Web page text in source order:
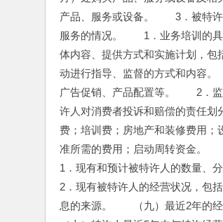
产品、服务或设备。　　3．被特
服务的情况。　　1．业务培训的
体内容、提供方式和实施计划，
动进行指导、监督的方式和内容。
广告促销、产品配置等。　　2．
许人对消费者投诉和赔偿的责任划
费；培训费；房地产和装修费用
准所需的费用；启动周转资金。
1．现有和预计被特许人的数量
2．现有被特许人的经营状况，包
息的来源。　　（九）最近2年